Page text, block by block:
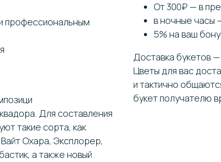
профессиональным
Для составления
такие сорта, как
Охара, Эксплорер,
а также новый
От 300₽ — в
в ночные часы
5% на ваш
Доставка букетов
Цветы для вас
и тактично
букет получателю